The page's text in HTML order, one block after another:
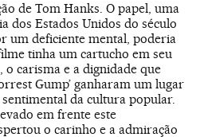
de Tom Hanks. O papel, uma
dos Estados Unidos do século
um deficiente mental, poderia
tinha um cartucho em seu
o carisma e a dignidade que
Gump’ ganharam um lugar
da cultura popular.
em frente este
o carinho e a admiração